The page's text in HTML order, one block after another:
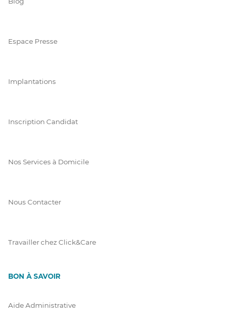
Espace Presse
Implantations
Inscription Candidat
Nos Services à Domicile
Nous Contacter
Travailler chez Click&Care
BON À SAVOIR
Aide Administrative